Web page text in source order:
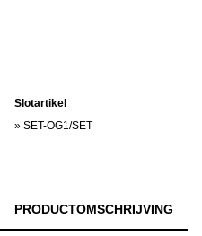
Slotartikel
» SET-OG1/SET
PRODUCTOMSCHRIJVING